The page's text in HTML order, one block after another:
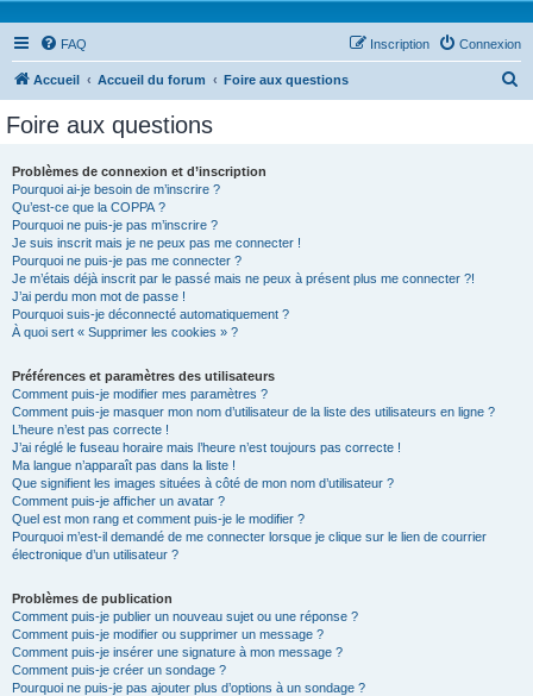
FAQ Connexion
Inscription
Accueil Accueil du forum Foire aux questions
Foire aux questions
Problèmes de connexion et d’inscription
Pourquoi ai-je besoin de m’inscrire ?
Qu’est-ce que la COPPA ?
Pourquoi ne puis-je pas m’inscrire ?
Je suis inscrit mais je ne peux pas me connecter !
Pourquoi ne puis-je pas me connecter ?
Je m’étais déjà inscrit par le passé mais ne peux à présent plus me connecter ?!
J’ai perdu mon mot de passe !
Pourquoi suis-je déconnecté automatiquement ?
À quoi sert « Supprimer les cookies » ?
Préférences et paramètres des utilisateurs
Comment puis-je modifier mes paramètres ?
Comment puis-je masquer mon nom d’utilisateur de la liste des utilisateurs en ligne ?
L’heure n’est pas correcte !
J’ai réglé le fuseau horaire mais l’heure n’est toujours pas correcte !
Ma langue n’apparaît pas dans la liste !
Que signifient les images situées à côté de mon nom d’utilisateur ?
Comment puis-je afficher un avatar ?
Quel est mon rang et comment puis-je le modifier ?
Pourquoi m’est-il demandé de me connecter lorsque je clique sur le lien de courrier
électronique d’un utilisateur ?
Problèmes de publication
Comment puis-je publier un nouveau sujet ou une réponse ?
Comment puis-je modifier ou supprimer un message ?
Comment puis-je insérer une signature à mon message ?
Comment puis-je créer un sondage ?
Pourquoi ne puis-je pas ajouter plus d’options à un sondage ?